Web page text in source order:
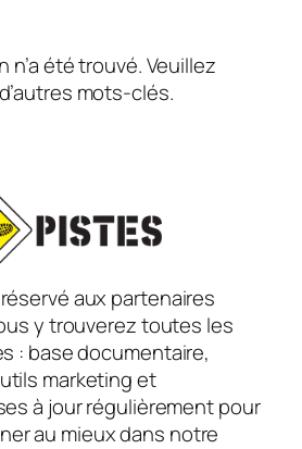
n’a été trouvé. Veuillez
mots-clés.
aux partenaires
y trouverez toutes les
: base documentaire,
marketing et
à jour régulièrement pour
au mieux dans notre